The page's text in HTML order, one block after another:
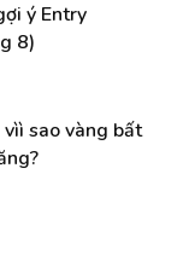
ý Entry
8)
sao vàng bất